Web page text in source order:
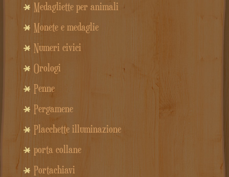
Medagliette per animali
Monete e medaglie
Numeri civici
Orologi
Penne
Pergamene
Placchette illuminazione
porta collane
Portachiavi